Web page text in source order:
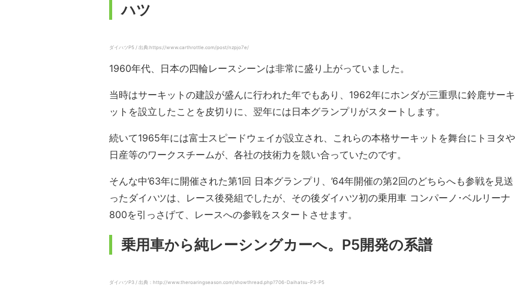
ハツ
ダイハツP5 / 出典:https://www.carthrottle.com/post/nzpjo7e/
1960年代、日本の四輪レースシーンは非常に盛り上がっていました。
当時はサーキットの建設が盛んに行われた年でもあり、1962年にホンダが三重県に鈴鹿サーキ
ットを設立したことを皮切りに、翌年には日本グランプリがスタートします。
続いて1965年には富士スピードウェイが設立され、これらの本格サーキットを舞台にトヨタや
日産等のワークスチームが、各社の技術力を競い合っていたのです。
そんな中’63年に開催された第1回 日本グランプリ、’64年開催の第2回のどちらへも参戦を見送
ったダイハツは、レース後発組でしたが、その後ダイハツ初の乗用車 コンパーノ･ベルリーナ
800を引っさげて、レースへの参戦をスタートさせます。
乗用車から純レーシングカーへ。P5開発の系譜
ダイハツP3 / 出典：http://www.theroaringseason.com/showthread.php?706-Daihatsu-P3-P5